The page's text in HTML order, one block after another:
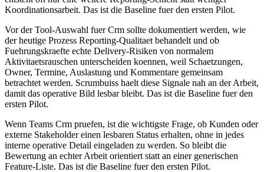
Koordinationsarbeit. Das ist die Baseline fuer den ersten Pilot.
Vor der Tool-Auswahl fuer Crm sollte dokumentiert werden, wie
der heutige Prozess Reporting-Qualitaet behandelt und ob
Fuehrungskraefte echte Delivery-Risiken von normalem
Aktivitaetsrauschen unterscheiden koennen, weil Schaetzungen,
Owner, Termine, Auslastung und Kommentare gemeinsam
betrachtet werden. Scrumbuiss haelt diese Signale nah an der Arbeit,
damit das operative Bild lesbar bleibt. Das ist die Baseline fuer den
ersten Pilot.
Wenn Teams Crm pruefen, ist die wichtigste Frage, ob Kunden oder
externe Stakeholder einen lesbaren Status erhalten, ohne in jedes
interne operative Detail eingeladen zu werden. So bleibt die
Bewertung an echter Arbeit orientiert statt an einer generischen
Feature-Liste. Das ist die Baseline fuer den ersten Pilot.